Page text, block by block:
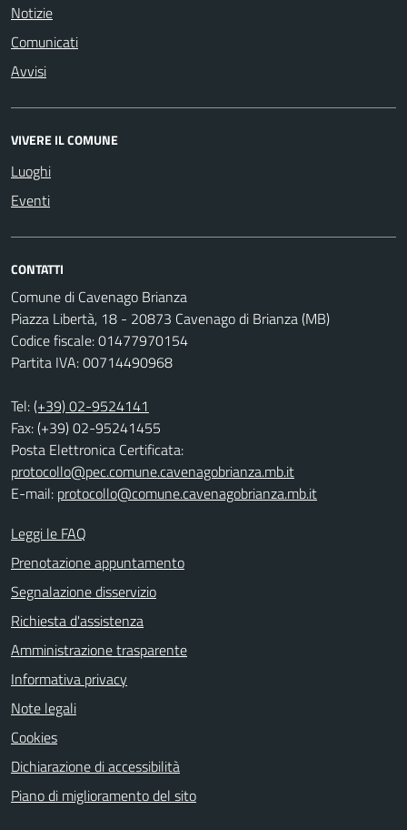
Notizie
Comunicati
Avvisi
VIVERE IL COMUNE
Luoghi
Eventi
CONTATTI
Comune di Cavenago Brianza
Piazza Libertà, 18 - 20873 Cavenago di Brianza (MB)
Codice fiscale: 01477970154
Partita IVA: 00714490968
Tel:(+39) 02-9524141
Fax: (+39) 02-95241455
Posta Elettronica Certificata:
protocollo@pec.comune.cavenagobrianza.mb.it
E-mail: protocollo@comune.cavenagobrianza.mb.it
Leggi le FAQ
Prenotazione appuntamento
Segnalazione disservizio
Richiesta d'assistenza
Amministrazione trasparente
Informativa privacy
Note legali
Cookies
Dichiarazione di accessibilità
Piano di miglioramento del sito